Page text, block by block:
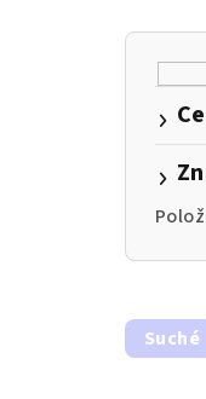
e
o
d
u
V
ý
Suché